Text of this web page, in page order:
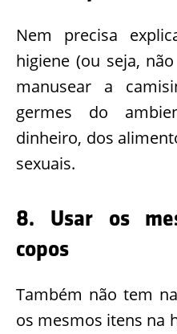
Nem precisa
higiene (ou seja,
manusear a
germes do
dinheiro, dos
sexuais.
8. Usar os
copos
Também não tem
os mesmos itens na